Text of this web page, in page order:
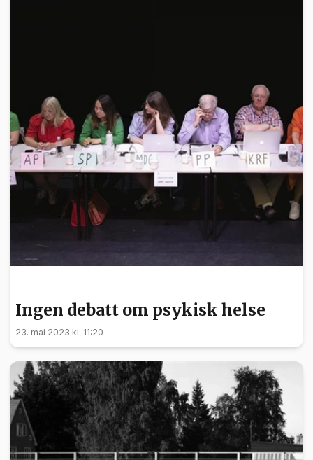
Ingen debatt om psykisk helse
23. mai 2023 kl. 11:20